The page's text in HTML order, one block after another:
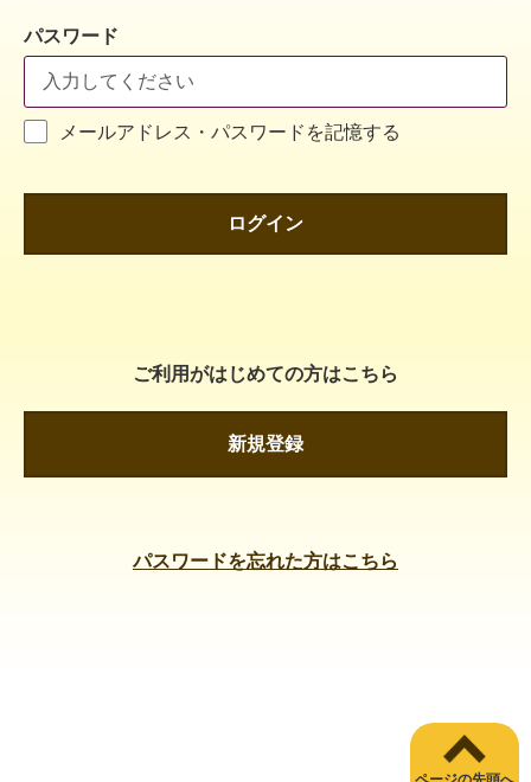
パスワード
メールアドレス・パスワードを記憶する
ログイン
ご利用がはじめての方はこちら
新規登録
パスワードを忘れた方はこちら